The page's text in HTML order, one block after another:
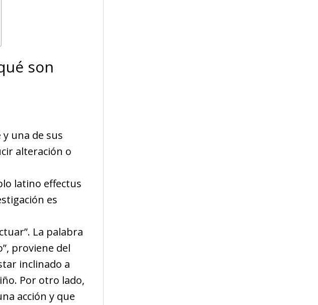
son
una de sus
alteración o
latino effectus
es
La palabra
proviene del
inclinado a
Por otro lado,
acción y que